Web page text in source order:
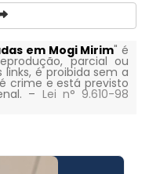
em Mogi Mirim" é
parcial ou
é proibida sem a
crime e está previsto
– Lei n° 9.610-98